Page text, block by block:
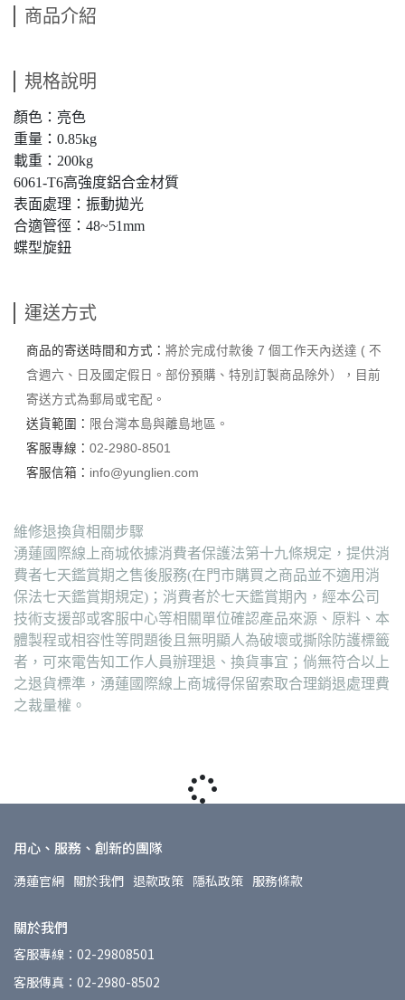
商品介紹
規格說明
顏色：亮色
重量：0.85kg
載重：200kg
6061-T6高強度鋁合金材質
表面處理：振動拋光
合適管徑：48~51mm
蝶型旋鈕
運送方式
商品的寄送時間和方式： 將於完成付款後 7 個工作天內送達 ( 不
含週六、日及國定假日。部份預購、特別訂製商品除外），目前
寄送方式為郵局或宅配。
送貨範圍： 限台灣本島與離島地區。
客服專線： 02-2980-8501
客服信箱： info@yunglien.com
維修退換貨相關步驟
湧蓮國際線上商城依據消費者保護法第十九條規定，提供消
費者七天鑑賞期之售後服務(在門市購買之商品並不適用消
保法七天鑑賞期規定)；消費者於七天鑑賞期內，經本公司
技術支援部或客服中心等相關單位確認產品來源、原料、本
體製程或相容性等問題後且無明顯人為破壞或撕除防護標籤
者，可來電告知工作人員辦理退、換貨事宜；倘無符合以上
之退貨標準，湧蓮國際線上商城得保留索取合理銷退處理費
之裁量權。
用心、服務、創新的團隊
湧蓮官網 關於我們 退款政策 隱私政策 服務條款
關於我們
客服專線：02-29808501
客服傳真：02-2980-8502